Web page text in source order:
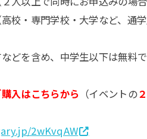
・専門学校・大学など、通学
を含め、中学生以下は無料で
入はこちらから （イベントの
2wKvqAW